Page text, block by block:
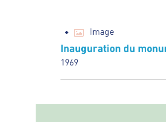
Image
Inauguration du
1969